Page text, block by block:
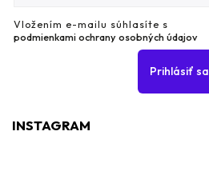
Vložením e-mailu súhlasíte s
podmienkami ochrany osobných údajov
Prihlásiť sa
INSTAGRAM